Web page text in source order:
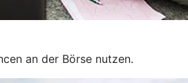
an der Börse nutzen.